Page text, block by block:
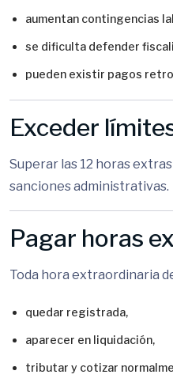
aumentan contingencias
se dificulta defender
pueden existir pagos
Exceder
Superar las 12 horas
sanciones administrativas.
Pagar horas
Toda hora extraordinaria
quedar registrada,
aparecer en liquidación,
tributar y cotizar